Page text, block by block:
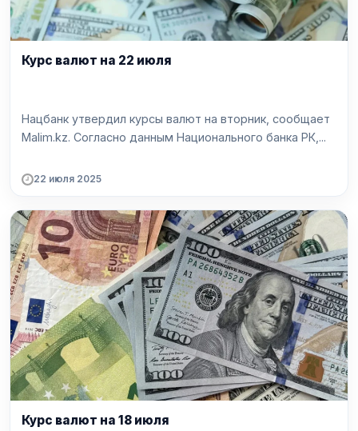
Курс валют на 22 июля
Нацбанк утвердил курсы валют на вторник, сообщает
Malim.kz. Согласно данным Национального банка РК,...
22 июля 2025
Курс валют на 18 июля